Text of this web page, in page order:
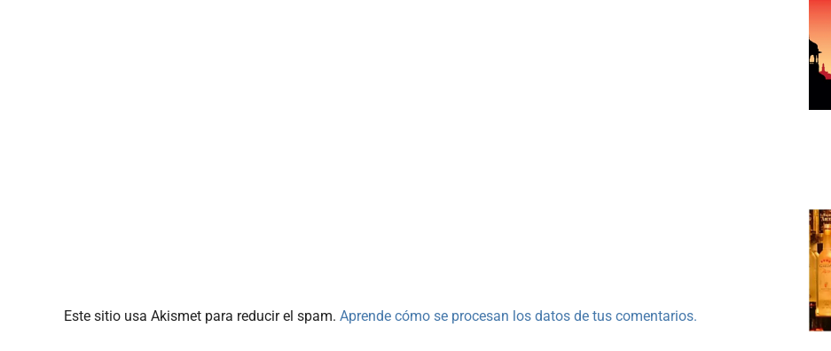
Este sitio usa Akismet para reducir el spam. Aprende cómo se procesan los datos de tus comentarios.